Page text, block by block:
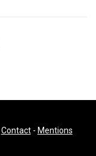
Contact- Mentions